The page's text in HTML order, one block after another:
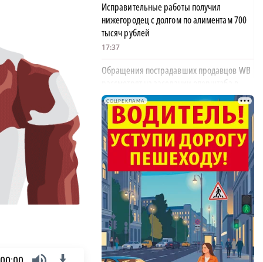
Исправительные работы получил
нижегородец с долгом по алиментам 700
тысяч рублей
17:37
Обращения пострадавших продавцов WB
рассмотрят на заседании оперштаба в
августе
17:21
Нижегородская область вошла в число
лидеров научно-популярного туризма
17:10
Специальный концерт «Музыка
балконов» пройдет в Нижнем Новгороде
15 августа
17:06
Опасное сливочное масло обнаружили в
СОЦРЕКЛАМА